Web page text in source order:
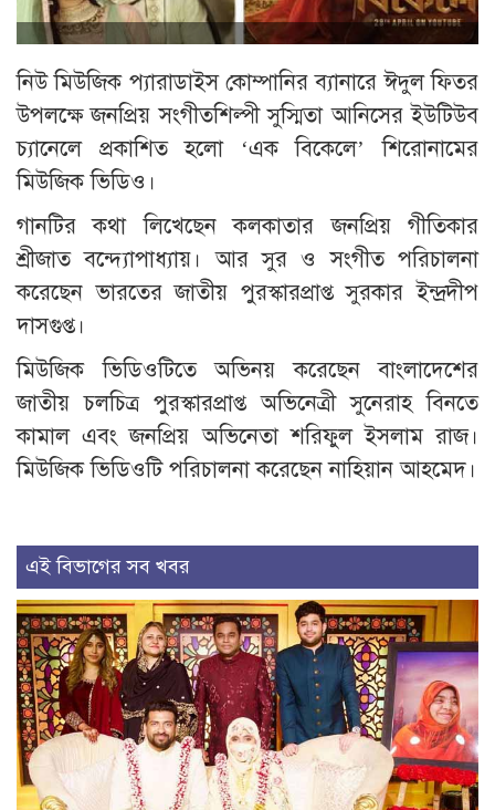
নিউ মিউজিক প্যারাডাইস কোম্পানির ব্যানারে ঈদুল ফিতর
উপলক্ষে জনপ্রিয় সংগীতশিল্পী সুস্মিতা আনিসের ইউটিউব
চ্যানেলে প্রকাশিত হলো ‘এক বিকেলে’ শিরোনামের
মিউজিক ভিডিও।
গানটির কথা লিখেছেন কলকাতার জনপ্রিয় গীতিকার
শ্রীজাত বন্দ্যোপাধ্যায়। আর সুর ও সংগীত পরিচালনা
করেছেন ভারতের জাতীয় পুরস্কারপ্রাপ্ত সুরকার ইন্দ্রদীপ
দাসগুপ্ত।
মিউজিক ভিডিওটিতে অভিনয় করেছেন বাংলাদেশের
জাতীয় চলচিত্র পুরস্কারপ্রাপ্ত অভিনেত্রী সুনেরাহ বিনতে
কামাল এবং জনপ্রিয় অভিনেতা শরিফুল ইসলাম রাজ।
মিউজিক ভিডিওটি পরিচালনা করেছেন নাহিয়ান আহমেদ।
এই বিভাগের সব খবর